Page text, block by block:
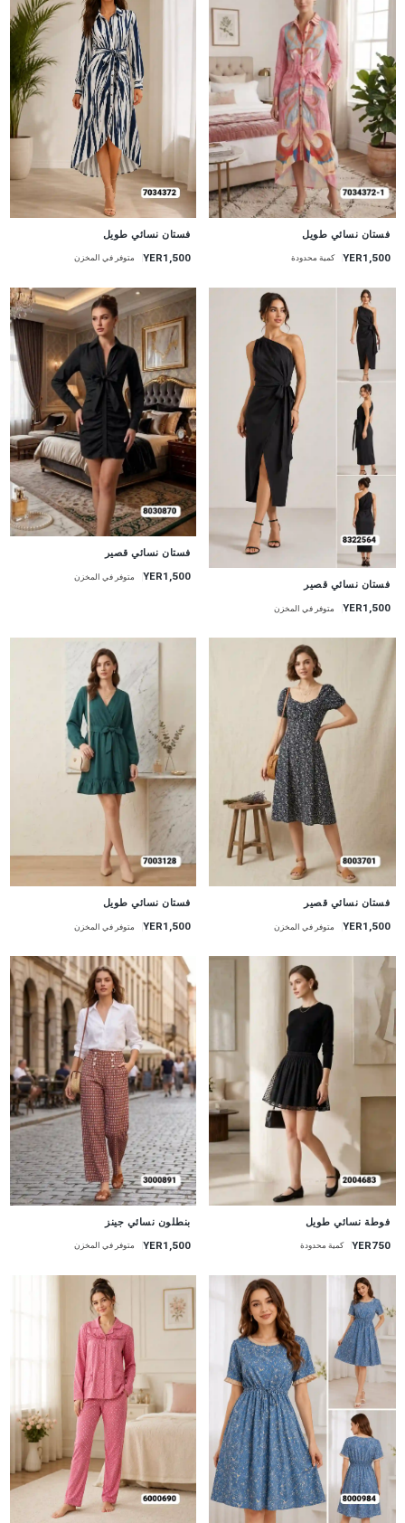
فستان نسائي طويل
YER1,500 كمية محدودة
فستان نسائي طويل
YER1,500 متوفر في المخزن
فستان نسائي قصير
YER1,500 متوفر في المخزن
جديد
فستان نسائي قصير
YER1,500 متوفر في المخزن
جديد
فستان نسائي قصير
YER1,500 متوفر في المخزن
جديد
فستان نسائي طويل
YER1,500 متوفر في المخزن
فوطة نسائي طويل
YER750 كمية محدودة
بنطلون نسائي جينز
YER1,500 متوفر في المخزن